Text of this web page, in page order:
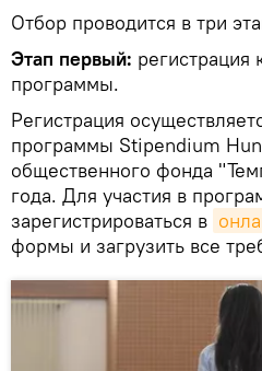
Отбор проводится в три
Этап первый: регистрация
программы.
Регистрация
программы Stipendium
общественного фонда
года. Для участия в
зарегистрироваться в
формы и загрузить все